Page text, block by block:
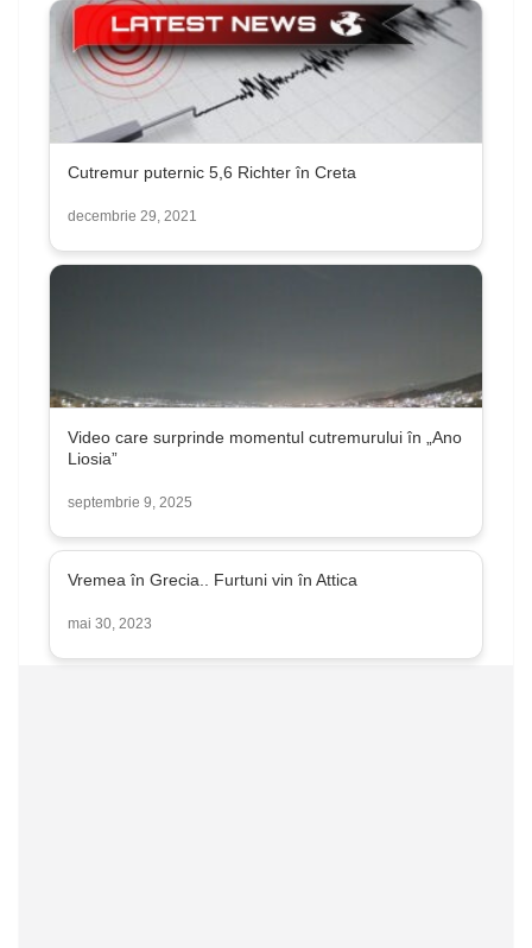
Cutremur puternic 5,6 Richter în Creta
decembrie 29, 2021
Video care surprinde momentul cutremurului în „Ano
Liosia”
septembrie 9, 2025
Vremea în Grecia.. Furtuni vin în Attica
mai 30, 2023